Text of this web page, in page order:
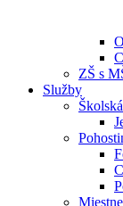
ZŠ s
Služby